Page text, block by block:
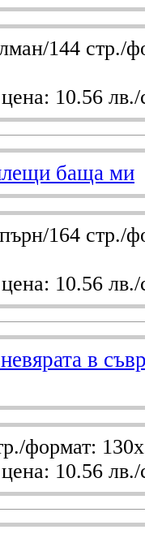
144 стр./
10.56 лв./
баща ми
164 стр./
10.56 лв./
в
формат:
10.56 лв./